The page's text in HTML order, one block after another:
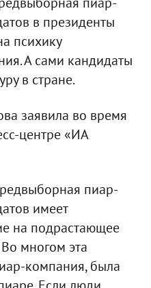
в президенты
психику
А сами кандидаты
в стране.
заявила во время
центре «ИА
пиар-
имеет
на подрастающее
многом эта
компания, была